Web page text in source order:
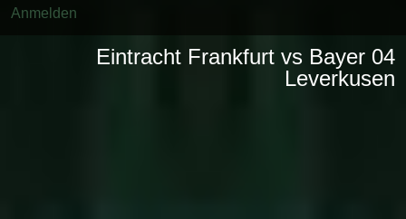
Anmelden
Eintracht Frankfurt vs Bayer 04
Leverkusen